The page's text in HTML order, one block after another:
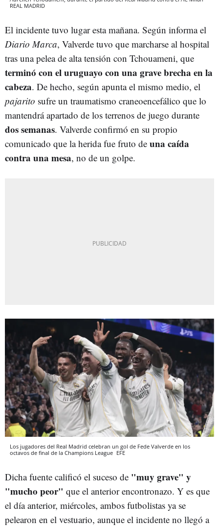
REAL MADRID
El incidente tuvo lugar esta mañana. Según informa el
Diario Marca, Valverde tuvo que marcharse al hospital
tras una pelea de alta tensión con Tchouameni, que
terminó con el uruguayo con una grave brecha en la
cabeza. De hecho, según apunta el mismo medio, el
pajarito sufre un traumatismo craneoencefálico que lo
mantendrá apartado de los terrenos de juego durante
dos semanas. Valverde confirmó en su propio
comunicado que la herida fue fruto de una caída
contra una mesa, no de un golpe.
Los jugadores del Real Madrid celebran un gol de Fede Valverde en los
octavos de final de la Champions League EFE
Dicha fuente calificó el suceso de "muy grave" y
"mucho peor" que el anterior encontronazo. Y es que
el día anterior, miércoles, ambos futbolistas ya se
pelearon en el vestuario, aunque el incidente no llegó a